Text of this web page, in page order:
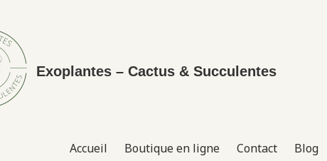
Exoplantes – Cactus & Succulentes
Accueil Boutique en ligne Contact Blog